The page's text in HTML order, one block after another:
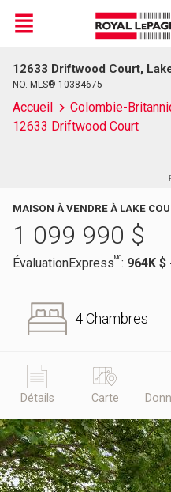
Live
En Direct
Menu
12633 Driftwood Court,
NO. MLS® 10384675
Accueil Colombie-
12633 Driftwood Court
MAISON À VENDRE À LAKE
1 099 990 $
ÉvaluationExpressMC: 964K $
4 Chambres
Détails Carte